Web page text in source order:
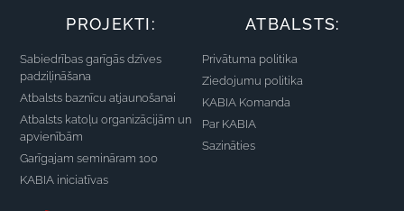
PROJEKTI:
Sabiedrības garīgās dzīves
padziļināšana
Atbalsts baznīcu atjaunošanai
Atbalsts katoļu organizācijām un
apvienībām
Garīgajam semināram 100
KABIA iniciatīvas
ATBALSTS:
Privātuma politika
Ziedojumu politika
KABIA Komanda
Par KABIA
Sazināties